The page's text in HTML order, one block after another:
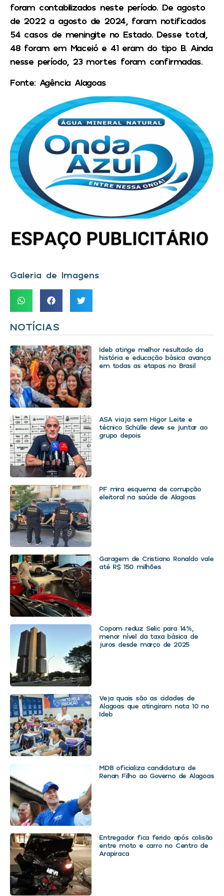
foram contabilizados neste período. De agosto
de 2022 a agosto de 2024, foram notificados
54 casos de meningite no Estado. Desse total,
48 foram em Maceió e 41 eram do tipo B. Ainda
nesse período, 23 mortes foram confirmadas.
Fonte: Agência Alagoas
Galeria de Imagens
NOTÍCIAS
Ideb atinge melhor resultado da
história e educação básica avança
em todas as etapas no Brasil
ASA viaja sem Higor Leite e
técnico Schülle deve se juntar ao
grupo depois
PF mira esquema de corrupção
eleitoral na saúde de Alagoas
Garagem de Cristiano Ronaldo vale
até R$ 150 milhões
Copom reduz Selic para 14%,
menor nível da taxa básica de
juros desde março de 2025
Veja quais são as cidades de
Alagoas que atingiram nota 10 no
Ideb
MDB oficializa candidatura de
Renan Filho ao Governo de Alagoas
Entregador fica ferido após colisão
entre moto e carro no Centro de
Arapiraca